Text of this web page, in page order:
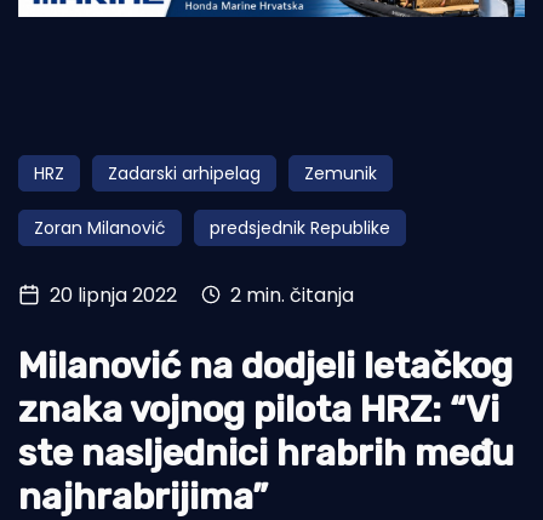
Obala
Otoci
Turizam i nautika
Pomorstvo
Ribolov
Ekologija
Tradicija i kultura
HRZ Zadarski arhipelag Zemunik
Zoran Milanović predsjednik Republike
20 lipnja 2022 2 min. čitanja
Milanović na dodjeli letačkog
znaka vojnog pilota HRZ: “Vi
ste nasljednici hrabrih među
najhrabrijima”